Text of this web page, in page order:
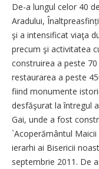
De-a lungul celor 40
Aradului,
şi a intensificat viaţa
precum şi activitatea
construirea a peste
restaurarea a peste
fiind monumente
desfăşurat la întregul
Gai, unde a fost
`Acoperământul
ierarhi ai Bisericii
septembrie 2011. De